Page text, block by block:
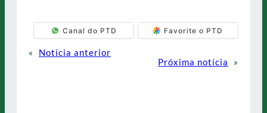
Canal do PTD Favorite o PTD
«
Notícia anterior
Próxima notícia
»